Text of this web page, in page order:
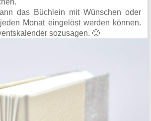
das Büchlein mit Wünschen oder
Monat eingelöst werden können.
sozusagen. 🙂